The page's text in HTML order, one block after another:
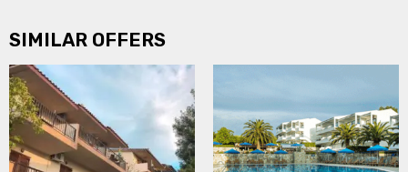
SIMILAR OFFERS